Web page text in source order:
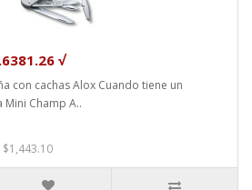
√
con cachas Alox Cuando tiene un
Champ A..